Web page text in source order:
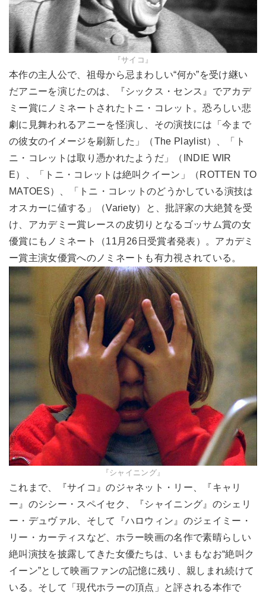
『サイコ』
本作の主人公で、祖母から忌まわしい“何か”を受け継い
だアニーを演じたのは、『シックス・センス』でアカデ
ミー賞にノミネートされたトニ・コレット。恐ろしい悲
劇に見舞われるアニーを怪演し、その演技には「今まで
の彼女のイメージを刷新した」（The Playlist）、「ト
ニ・コレットは取り憑かれたようだ」（INDIE WIR
E）、「トニ・コレットは絶叫クイーン」（ROTTEN TO
MATOES）、「トニ・コレットのどうかしている演技は
オスカーに値する」（Variety）と、批評家の大絶賛を受
け、アカデミー賞レースの皮切りとなるゴッサム賞の女
優賞にもノミネート（11月26日受賞者発表）。アカデミ
ー賞主演女優賞へのノミネートも有力視されている。
『シャイニング』
これまで、『サイコ』のジャネット・リー、『キャリ
ー』のシシー・スペイセク、『シャイニング』のシェリ
ー・デュヴァル、そして『ハロウィン』のジェイミー・
リー・カーティスなど、ホラー映画の名作で素晴らしい
絶叫演技を披露してきた女優たちは、いまもなお“絶叫ク
イーン”として映画ファンの記憶に残り、親しまれ続けて
いる。そして「現代ホラーの頂点」と評される本作で